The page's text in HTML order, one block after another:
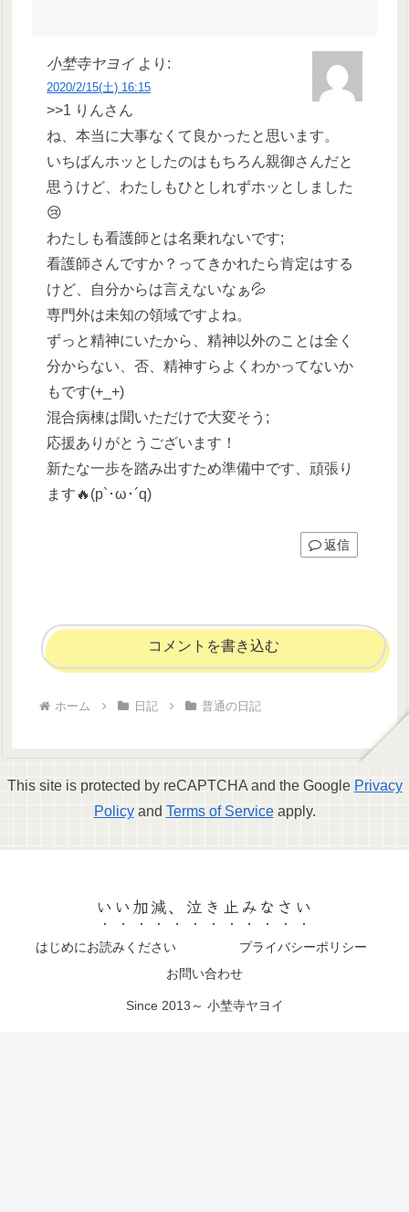
小埜寺ヤヨイ より:
2020/2/15(土) 16:15
>>1 りんさん
ね、本当に大事なくて良かったと思います。
いちばんホッとしたのはもちろん親御さんだと
思うけど、わたしもひとしれずホッとしました
😢
わたしも看護師とは名乗れないです;
看護師さんですか？ってきかれたら肯定はする
けど、自分からは言えないなぁ💦
専門外は未知の領域ですよね。
ずっと精神にいたから、精神以外のことは全く
分からない、否、精神すらよくわかってないか
もです(+_+)
混合病棟は聞いただけで大変そう;
応援ありがとうございます！
新たな一歩を踏み出すため準備中です、頑張り
ます🔥(p`･ω･´q)
返信
コメントを書き込む
ホーム 日記 普通の日記
This site is protected by reCAPTCHA and the Google Privacy
Policyand Terms of Serviceapply.
いい加減、泣き止みなさい
はじめにお読みください
プライバシーポリシー
お問い合わせ
Since 2013～ 小埜寺ヤヨイ